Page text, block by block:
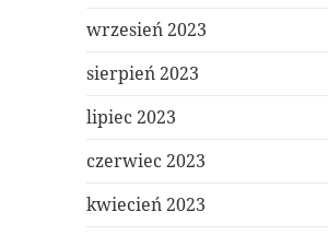
wrzesień 2023
sierpień 2023
lipiec 2023
czerwiec 2023
kwiecień 2023